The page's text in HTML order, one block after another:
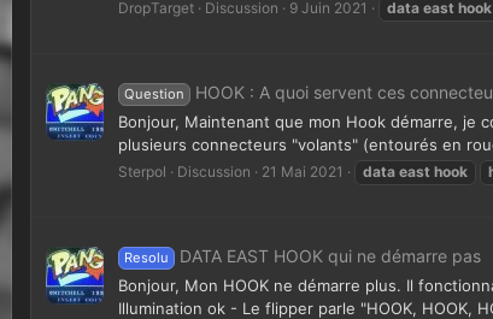
DropTarget Discussion 9 Juin 2021 data east hook
Question HOOK : A quoi servent ces
Bonjour, Maintenant que mon Hook démarre,
plusieurs connecteurs "volants" (entourés en
Sterpol Discussion 21 Mai 2021 data east hook
Resolu DATA EAST HOOK qui ne démarre pas
Bonjour, Mon HOOK ne démarre plus. Il
Illumination ok - Le flipper parle "HOOK, HOOK,